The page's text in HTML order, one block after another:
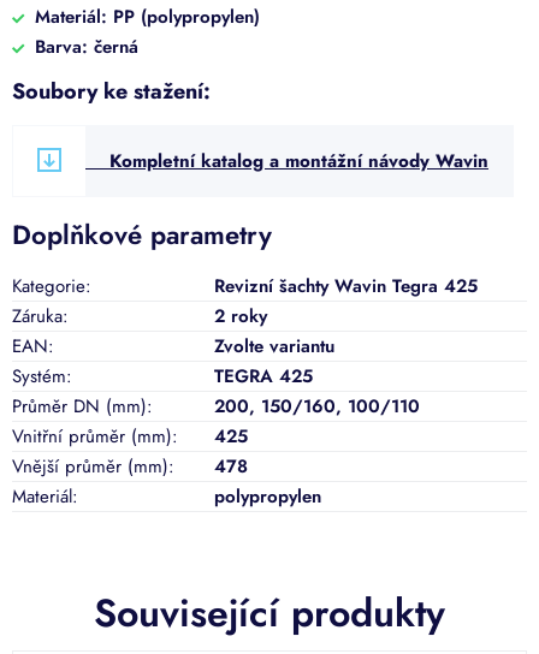
Související produkty
Materiál: PP (polypropylen)
Barva: černá
Soubory ke stažení:
Kompletní katalog a montážní návody Wavin
Doplňkové parametry
Kategorie:
Revizní šachty Wavin Tegra 425
Záruka:
2 roky
EAN:
Zvolte variantu
Systém:
TEGRA 425
Průměr DN (mm): 200, 150/160, 100/110
Vnitřní průměr (mm):
425
Vnější průměr (mm):
478
Materiál: polypropylen